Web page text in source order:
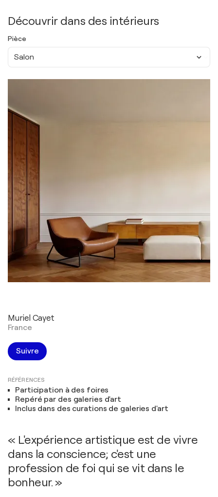
Découvrir dans des intérieurs
Pièce
Salon
Muriel Cayet
France
Suivre
RÉFÉRENCES
Participation à des foires
Repéré par des galeries d'art
Inclus dans des curations de galeries d'art
« L'expérience artistique est de vivre
dans la conscience; c'est une
profession de foi qui se vit dans le
bonheur. »